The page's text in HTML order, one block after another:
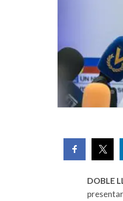
DOBLE